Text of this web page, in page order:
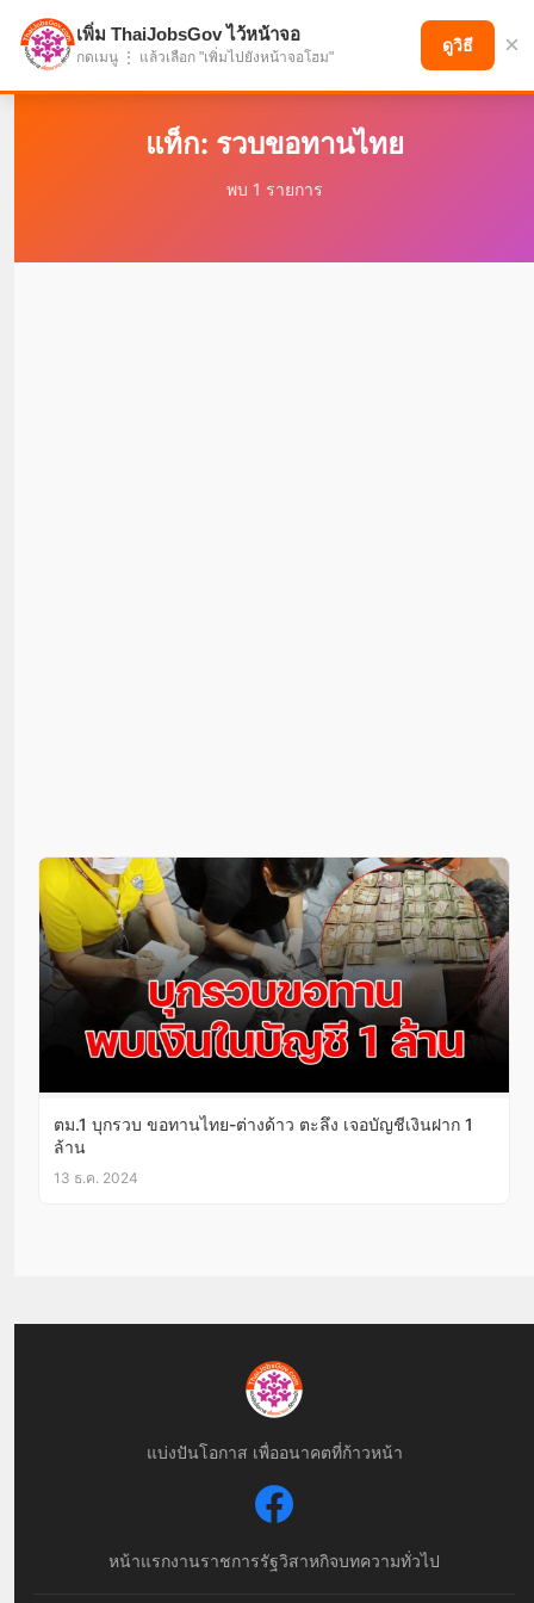
แบ่งปันโอกาส เพื่ออนาคตที่ก้าวหน้า
แท็ก: รวบขอทานไทย
พบ 1 รายการ
ตม.1 บุกรวบ ขอทานไทย-ต่างด้าว ตะลึง เจอบัญชีเงินฝาก 1
ล้าน
13 ธ.ค. 2024
แบ่งปันโอกาส เพื่ออนาคตที่ก้าวหน้า
หน้าแรกงานราชการรัฐวิสาหกิจบทความทั่วไป
เพิ่ม ThaiJobsGov ไว้หน้าจอ
กดเมนู ⋮ แล้วเลือก "เพิ่มไปยังหน้าจอโฮม"
ดูวิธี ×